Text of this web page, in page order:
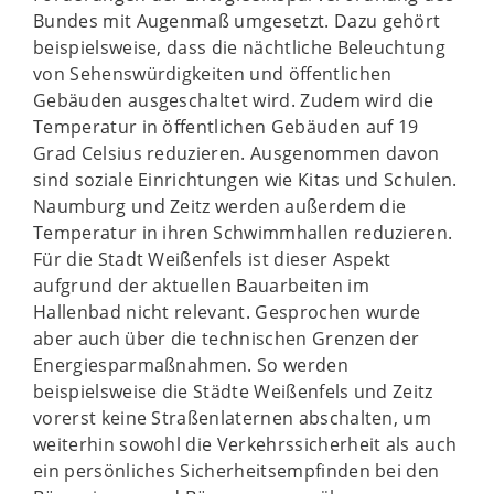
Bundes mit Augenmaß umgesetzt. Dazu gehört
beispielsweise, dass die nächtliche Beleuchtung
von Sehenswürdigkeiten und öffentlichen
Gebäuden ausgeschaltet wird. Zudem wird die
Temperatur in öffentlichen Gebäuden auf 19
Grad Celsius reduzieren. Ausgenommen davon
sind soziale Einrichtungen wie Kitas und Schulen.
Naumburg und Zeitz werden außerdem die
Temperatur in ihren Schwimmhallen reduzieren.
Für die Stadt Weißenfels ist dieser Aspekt
aufgrund der aktuellen Bauarbeiten im
Hallenbad nicht relevant. Gesprochen wurde
aber auch über die technischen Grenzen der
Energiesparmaßnahmen. So werden
beispielsweise die Städte Weißenfels und Zeitz
vorerst keine Straßenlaternen abschalten, um
weiterhin sowohl die Verkehrssicherheit als auch
ein persönliches Sicherheitsempfinden bei den